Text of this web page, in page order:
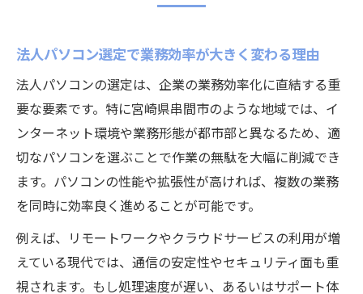
法人パソコン選定で業務効率が大きく変わる理由
法人パソコンの選定は、企業の業務効率化に直結する重
要な要素です。特に宮崎県串間市のような地域では、イ
ンターネット環境や業務形態が都市部と異なるため、適
切なパソコンを選ぶことで作業の無駄を大幅に削減でき
ます。パソコンの性能や拡張性が高ければ、複数の業務
を同時に効率良く進めることが可能です。
例えば、リモートワークやクラウドサービスの利用が増
えている現代では、通信の安定性やセキュリティ面も重
視されます。もし処理速度が遅い、あるいはサポート体